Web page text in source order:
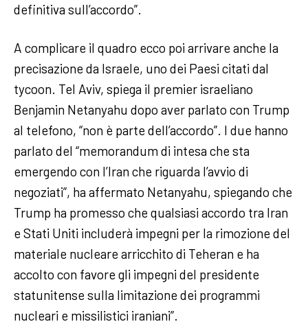
definitiva sull’accordo”.
A complicare il quadro ecco poi arrivare anche la
precisazione da Israele, uno dei Paesi citati dal
tycoon. Tel Aviv, spiega il premier israeliano
Benjamin Netanyahu dopo aver parlato con Trump
al telefono, “non è parte dell’accordo”. I due hanno
parlato del “memorandum di intesa che sta
emergendo con l’Iran che riguarda l’avvio di
negoziati”, ha affermato Netanyahu, spiegando che
Trump ha promesso che qualsiasi accordo tra Iran
e Stati Uniti includerà impegni per la rimozione del
materiale nucleare arricchito di Teheran e ha
accolto con favore gli impegni del presidente
statunitense sulla limitazione dei programmi
nucleari e missilistici iraniani”.